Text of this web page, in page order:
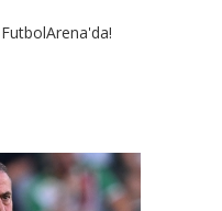
FutbolArena'da!